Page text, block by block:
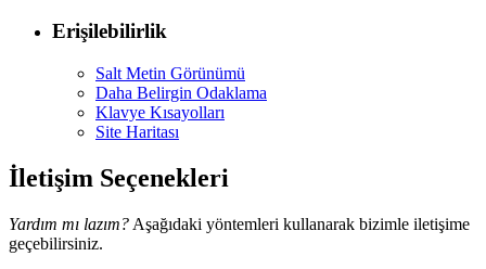
Erişilebilirlik
Salt Metin Görünümü
Daha Belirgin Odaklama
Klavye Kısayolları
Site Haritası
İletişim Seçenekleri
Yardım mı lazım? Aşağıdaki yöntemleri kullanarak bizimle iletişime
geçebilirsiniz.